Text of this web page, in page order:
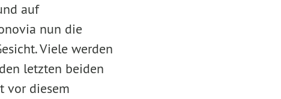
auf
nun die
Viele werden
letzten beiden
vor diesem